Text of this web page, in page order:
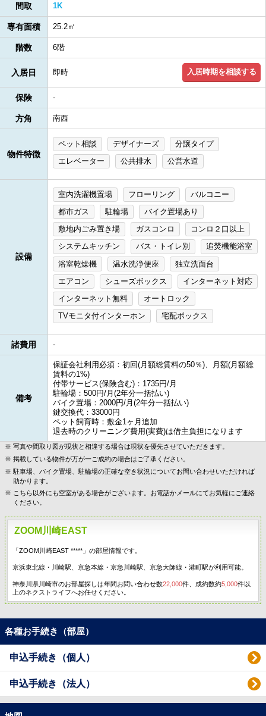
間取 1K
専有面積 25.2㎡
階数 6階
入居日 即時 入居時期を相談する
保険 -
方角 南西
物件特徴
ペット相談 デザイナーズ
分譲タイプ
エレベーター
公共排水 公営水道
設備
室内洗濯機置場 フローリング
バルコニー
都市ガス
駐輪場
バイク置場あり
敷地内ごみ置き場
ガスコンロ
コンロ２口以上
システムキッチン
バス・トイレ別
追焚機能浴室
浴室乾燥機
温水洗浄便座
独立洗面台
エアコン
シューズボックス
インターネット対応
インターネット無料
オートロック
TVモニタ付インターホン
宅配ボックス
諸費用 -
備考
保証会社利用必須：初回(月額総賃料の50％)、月額(月額総
賃料の1%)
付帯サービス(保険含む)：1735円/月
駐輪場：500円/月(2年分一括払い)
バイク置場：2000円/月(2年分一括払い)
鍵交換代：33000円
ペット飼育時：敷金1ヶ月追加
退去時のクリーニング費用(実費)は借主負担になります
写真や間取り図が現状と相違する場合は現状を優先させていただきます。
掲載している物件が万が一ご成約の場合はご了承ください。
駐車場、バイク置場、駐輪場の正確な空き状況についてお問い合わせいただければ
助かります。
こちら以外にも空室がある場合がございます。お電話かメールにてお気軽にご連絡
ください。
ZOOM川崎EAST
「ZOOM川崎EAST *****」の部屋情報です。
京浜東北線・川崎駅、京急本線・京急川崎駅、京急大師線・港町駅が利用可能。
神奈川県川崎市のお部屋探しは年間お問い合わせ数22,000件、成約数約5,000件以
上のネクストライフへお任せください。
各種お手続き（部屋）
申込手続き（個人）
申込手続き（法人）